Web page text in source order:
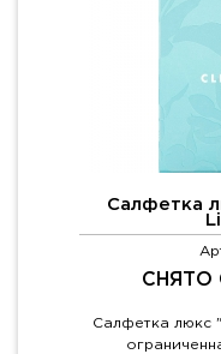
Салфетка
СНЯТО
Салфетка люкс